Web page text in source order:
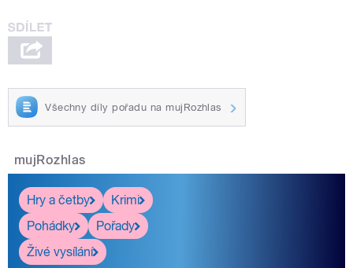
Všechny díly pořadu na mujRozhlas
mujRozhlas
Hry a četby
Krimi
Pohádky
Pořady
Živé vysílání